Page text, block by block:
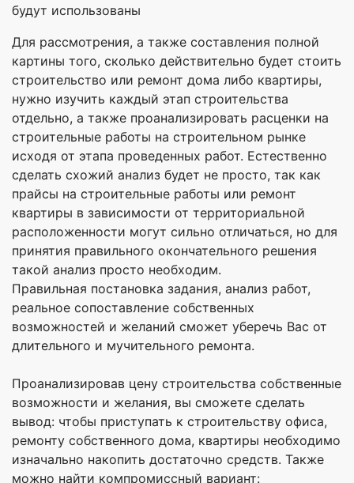
будут использованы
Для рассмотрения, а также составления полной
картины того, сколько действительно будет стоить
строительство или ремонт дома либо квартиры,
нужно изучить каждый этап строительства
отдельно, а также проанализировать расценки на
строительные работы на строительном рынке
исходя от этапа проведенных работ. Естественно
сделать схожий анализ будет не просто, так как
прайсы на строительные работы или ремонт
квартиры в зависимости от территориальной
расположенности могут сильно отличаться, но для
принятия правильного окончательного решения
такой анализ просто необходим.
Правильная постановка задания, анализ работ,
реальное сопоставление собственных
возможностей и желаний сможет уберечь Вас от
длительного и мучительного ремонта.
Проанализировав цену строительства собственные
возможности и желания, вы сможете сделать
вывод: чтобы приступать к строительству офиса,
ремонту собственного дома, квартиры необходимо
изначально накопить достаточно средств. Также
можно найти компромиссный вариант: